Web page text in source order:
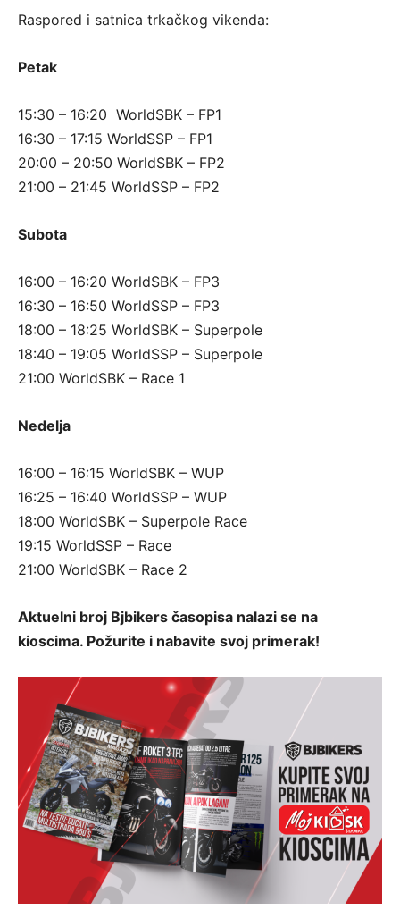
Raspored i satnica trkačkog vikenda:
Petak
15:30 – 16:20 WorldSBK – FP1
16:30 – 17:15 WorldSSP – FP1
20:00 – 20:50 WorldSBK – FP2
21:00 – 21:45 WorldSSP – FP2
Subota
16:00 – 16:20 WorldSBK – FP3
16:30 – 16:50 WorldSSP – FP3
18:00 – 18:25 WorldSBK – Superpole
18:40 – 19:05 WorldSSP – Superpole
21:00 WorldSBK – Race 1
Nedelja
16:00 – 16:15 WorldSBK – WUP
16:25 – 16:40 WorldSSP – WUP
18:00 WorldSBK – Superpole Race
19:15 WorldSSP – Race
21:00 WorldSBK – Race 2
Aktuelni broj Bjbikers časopisa nalazi se na
kioscima. Požurite i nabavite svoj primerak!